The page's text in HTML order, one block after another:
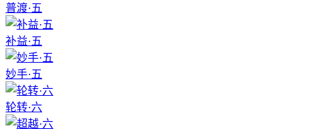
普渡·五
补益·五
妙手·五
轮转·六